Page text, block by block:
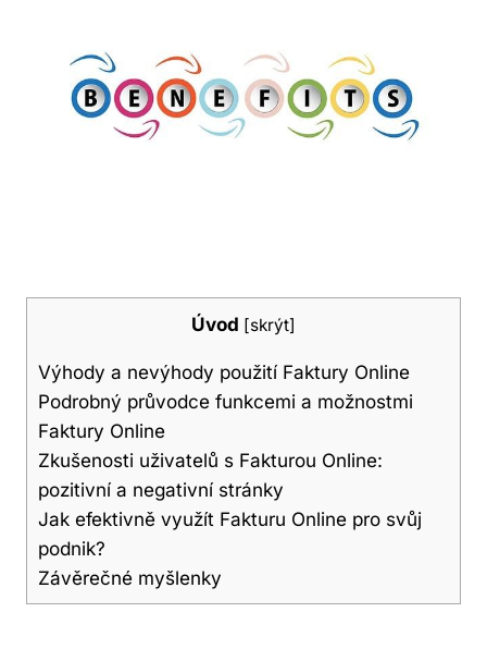
Úvod [skrýt]
Výhody a nevýhody použití Faktury Online
Podrobný průvodce funkcemi a možnostmi
Faktury Online
Zkušenosti uživatelů s Fakturou Online:
pozitivní a negativní stránky
Jak efektivně využít Fakturu Online pro svůj
podnik?
Závěrečné myšlenky